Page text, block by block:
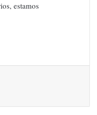
estamos